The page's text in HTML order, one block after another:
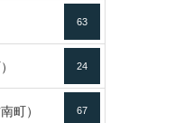
63
24
町） 67